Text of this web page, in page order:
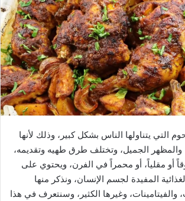
التي يتناولها الناس بشكل كبير، وذلك لأنها
والمظهر الجميل، وتختلف طرق طهيه وتقديمه،
أو مقلياً، أو محمراً في الفرن، ويحتوي على
المفيدة لجسم الإنسان، ونذكر منها
والفيتامينات، وغيرها الكثير، وسنتعرف في هذا